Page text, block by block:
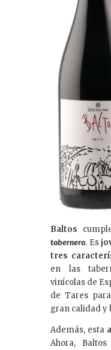
Baltos
tabernera. Es
tres
en las
vinícolas de
de Tares
gran calidad y
Además, esta
Ahora,